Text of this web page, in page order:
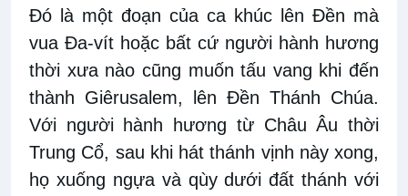
Đó là một đoạn của ca khúc lên Đền mà
vua Đa-vít hoặc bất cứ người hành hương
thời xưa nào cũng muốn tấu vang khi đến
thành Giêrusalem, lên Đền Thánh Chúa.
Với người hành hương từ Châu Âu thời
Trung Cổ, sau khi hát thánh vịnh này xong,
họ xuống ngựa và qùy dưới đất thánh với